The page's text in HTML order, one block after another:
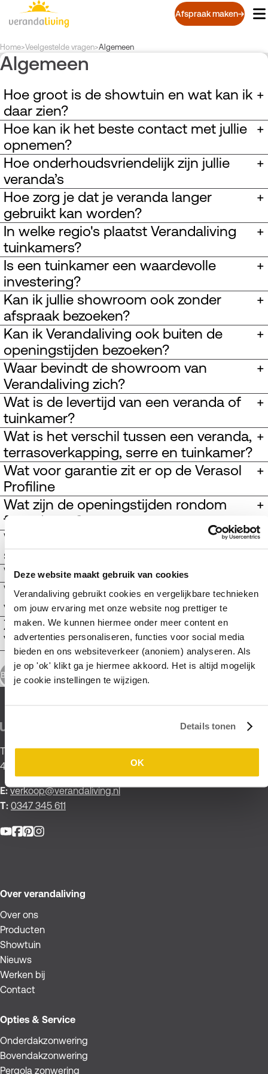
Deze website maakt gebruik van cookies
Verandaliving gebruikt cookies en vergelijkbare technieken
om jouw ervaring met onze website nog prettiger te
maken. We kunnen hiermee onder meer content en
advertenties personaliseren, functies voor social media
bieden en ons websiteverkeer (anoniem) analyseren. Als
je op 'ok' klikt ga je hiermee akkoord. Het is altijd mogelijk
je cookie instellingen te wijzigen.
Details tonen
OK
Overslaan
en
de
inhoud
gaan
Afspraak maken
Kruimelpad
Home>Veelgestelde vragen>Algemeen
Algemeen
Hoe groot is de showtuin en wat kan ik
daar zien?
+
Hoe kan ik het beste contact met jullie
opnemen?
+
Hoe onderhoudsvriendelijk zijn jullie
veranda’s
+
Hoe zorg je dat je veranda langer
gebruikt kan worden?
+
In welke regio's plaatst Verandaliving
tuinkamers?
+
Is een tuinkamer een waardevolle
investering?
+
Kan ik jullie showroom ook zonder
afspraak bezoeken?
+
Kan ik Verandaliving ook buiten de
openingstijden bezoeken?
+
Waar bevindt de showroom van
Verandaliving zich?
+
Wat is de levertijd van een veranda of
tuinkamer?
+
Wat is het verschil tussen een veranda,
terrasoverkapping, serre en tuinkamer?
+
Wat voor garantie zit er op de Verasol
Profiline
+
Wat zijn de openingstijden rondom
feestdagen?
+
Wat zijn de openingstijden van de
showroom in Everdingen?
+
Welke merken veranda's voeren jullie?
Welke merken veranda’s en tuinkamers
voeren jullie?
+
Zijn de veranda’s en tuinkamers van
Verandaliving volledig maatwerk?
Bekijk alle veelgestelde vragen
Tienhovenseweg 43
4121 KT Everdingen
E:verkoop@verandaliving.nl
T: 0347 345 611
YouTube
Facebook
Pinterest
Over verandaliving
Over ons
Producten
Showtuin
Nieuws
Werken bij
Contact
Opties & Service
Onderdakzonwering
Bovendakzonwering
Pergola zonwering